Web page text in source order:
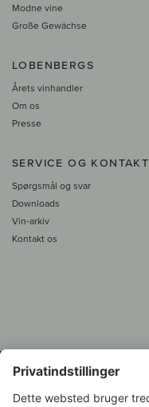
Modne vine
Große Gewächse
LOBENBERGS
Årets vinhandler
Om os
Presse
SERVICE OG KONTAKT
Spørgsmål og svar
Downloads
Vin-arkiv
Kontakt os